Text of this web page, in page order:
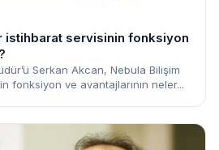
istihbarat servisinin fonksiyon
Serkan Akcan, Nebula Bilişim
fonksiyon ve avantajlarının neler...